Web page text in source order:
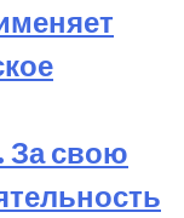
За свою